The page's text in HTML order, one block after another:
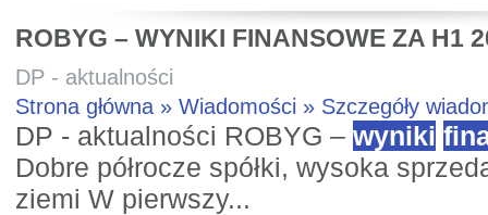
ROBYG – WYNIKI FINANSOWE ZA H1
DP - aktualności
Strona główna » Wiadomości » Szczegóły
DP - aktualności ROBYG – wyniki
Dobre półrocze spółki, wysoka
ziemi W pierwszy...